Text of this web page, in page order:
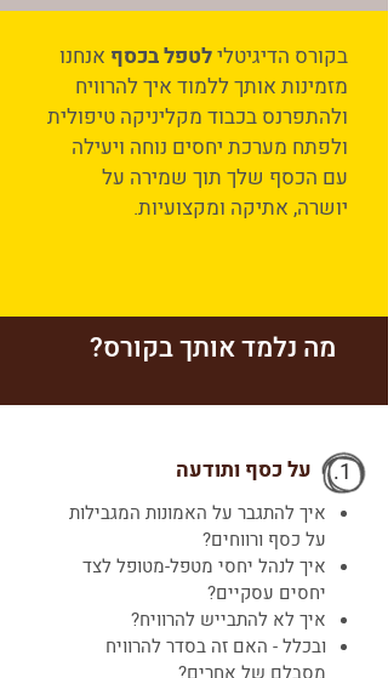
בקורס הדיגיטלילטפל בכסף אנחנו
מזמינות אותך ללמוד ​ איך להרוויח
ולהתפרנס בכבוד מקליניקה טיפולית
ולפתח מערכת יחסים נוחה ויעילה
עם הכסף שלך תוך שמירה על
יושרה, אתיקה ומקצועיות.
מה נלמד אותך בקורס?
איך להתגבר על האמונות המגבילות
על כסף ורווחים?
איך לנהל יחסי מטפל-מטופל לצד
יחסים עסקיים?
איך לא להתבייש להרוויח?
ובכלל - האם זה בסדר להרוויח
על כסף ותודעה 1.